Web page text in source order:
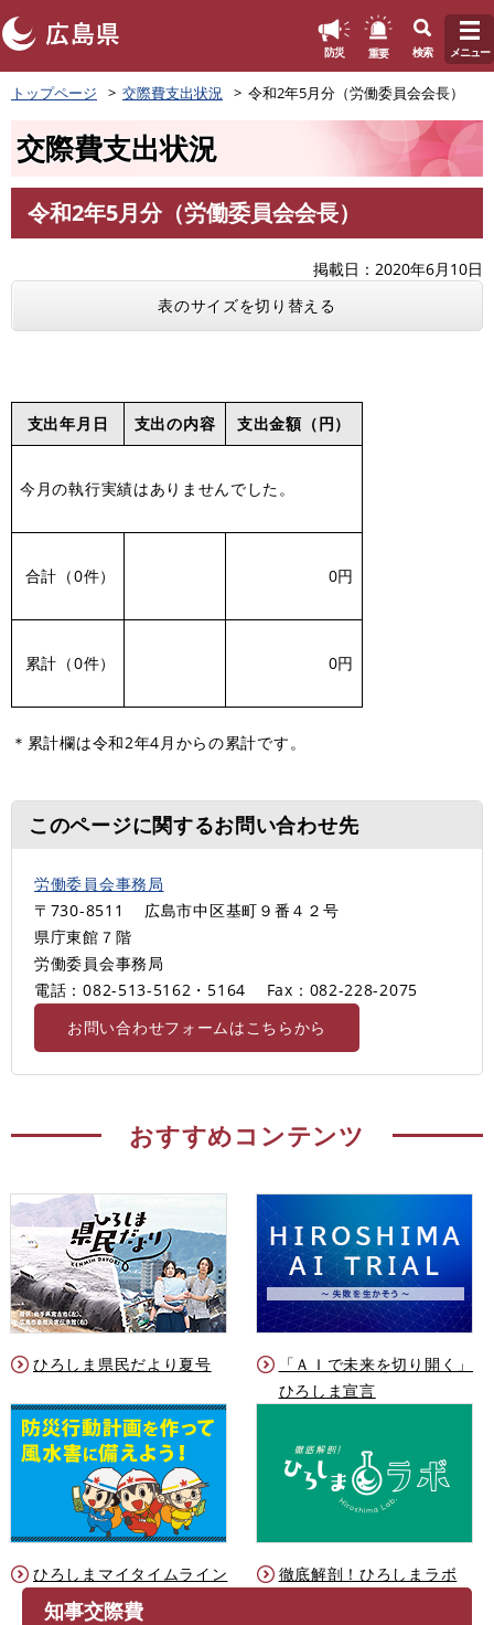
ペ
ー
頭
す
防災 重要 検索 メニュー
トップページ 交際費支出状況 令和2年5月分（労働委員会会長）
交際費支出状況
文
令和2年5月分（労働委員会会長）
掲載日
2020年6月10日
表のサイズを切り替える
支出年月日 支出の内容 支出金額（円）
今月の執行実績はありませんでした。
合計（0件） 0円
累計（0件） 0円
＊累計欄は令和2年4月からの累計です。
このページに関するお問い合わせ先
労働委員会事務局
〒730-8511
広島市中区基町９番４２号
県庁東館７階
労働委員会事務局
電話：082-513-5162・5164
Fax：082-228-2075
お問い合わせフォームはこちらから
おすすめコンテンツ
ひろしま県民だより夏号
「ＡＩで未来を切り開く」
ひろしま宣言
ひろしまマイタイムライン 徹底解剖！ひろしまラボ
知事交際費